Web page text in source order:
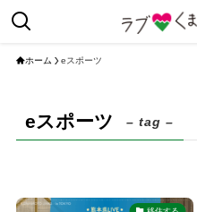
ホーム eスポーツ
eスポーツ – tag –